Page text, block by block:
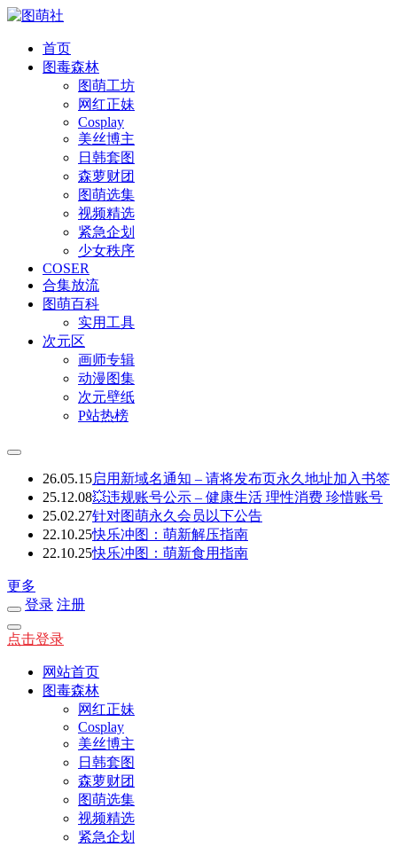
首页
图毒森林
图萌工坊
网红正妹
Cosplay
美丝博主
日韩套图
森萝财团
图萌选集
视频精选
紧急企划
少女秩序
COSER
合集放流
图萌百科
实用工具
次元区
画师专辑
动漫图集
次元壁纸
P站热榜
26.05.15启用新域名通知 – 请将发布页永久地址加入书签
25.12.08💥违规账号公示 – 健康生活 理性消费 珍惜账号
25.02.27针对图萌永久会员以下公告
22.10.25快乐冲图：萌新解压指南
22.10.25快乐冲图：萌新食用指南
更多
登录 注册
点击登录
网站首页
图毒森林
网红正妹
Cosplay
美丝博主
日韩套图
森萝财团
图萌选集
视频精选
紧急企划